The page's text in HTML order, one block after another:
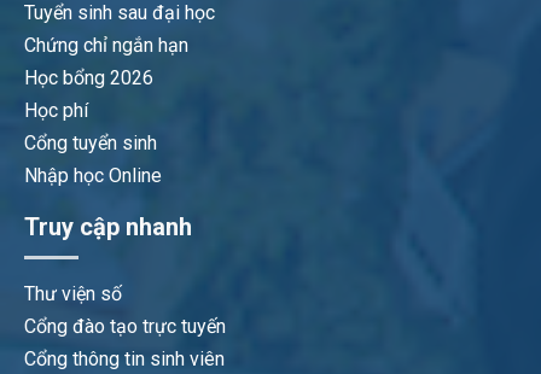
Lĩnh hội các kiến thức
cơ bản về khoa học tự
nhiên, khoa học xã hội,
khoa học chính trị và
pháp luật làm nền tảng
các kiến thức cơ sở
CNTT.
Lĩnh hội, giải thích, và
Tuyển sinh sau đại học
Chứng chỉ ngắn hạn
Học bổng 2026
Học phí
Cổng tuyển sinh
Nhập học Online
Truy cập nhanh
Thư viện số
Cổng đào tạo trực tuyến
Cổng thông tin sinh viên